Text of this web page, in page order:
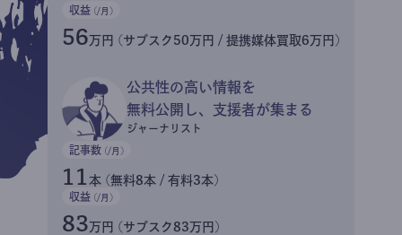
収益 (/月)
56万円 (サブスク50万円 / 提携媒体買取6万円)
公共性の高い情報を
無料公開し、支援者が集まる
ジャーナリスト
記事数 (/月)
11 本 (無料8本 / 有料3本)
収益 (/月)
83万円 (サブスク83万円)